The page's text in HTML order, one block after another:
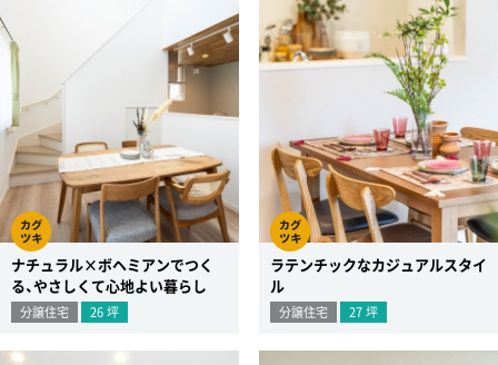
ナチュラル×ボヘミアンでつく
る、やさしくて心地よい暮らし
分譲住宅 26坪
ラテンチックなカジュアルスタイ
ル
分譲住宅 27坪